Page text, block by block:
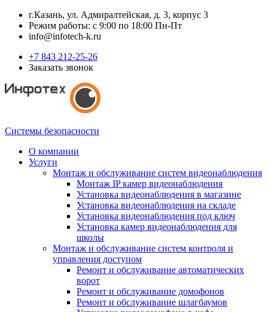
г.Казань, ул. Адмиралтейская, д. 3, корпус 3
Режим работы: с 9:00 по 18:00 Пн-Пт
info@infotech-k.ru
+7 843 212-25-26
Заказать звонок
Системы безопасности
О компании
Услуги
Монтаж и обслуживание систем видеонаблюдения
Монтаж IP камер видеонаблюдения
Установка видеонаблюдения в магазине
Установка видеонаблюдения на складе
Установка видеонаблюдения под ключ
Установка камер видеонаблюдения для
школы
Монтаж и обслуживание систем контроля и
управления доступом
Ремонт и обслуживание автоматических
ворот
Ремонт и обслуживание домофонов
Ремонт и обслуживание шлагбаумов